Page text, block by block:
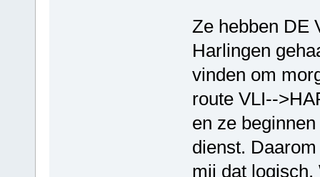
Ze hebben DE
Harlingen
vinden om
route VLI--
en ze
dienst.
mij dat